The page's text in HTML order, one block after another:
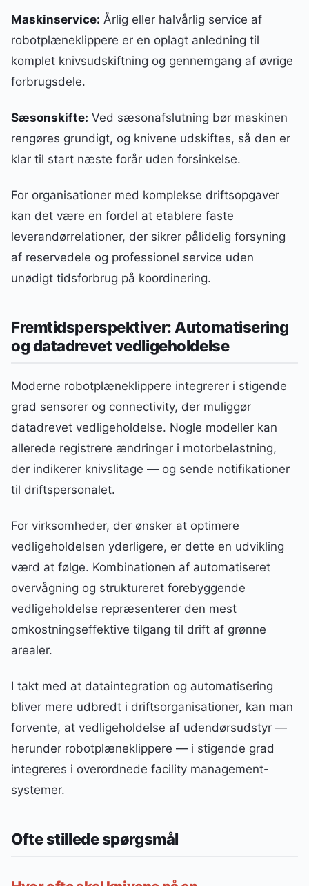
Maskinservice: Årlig eller halvårlig service af
robotplæneklippere er en oplagt anledning til
komplet knivsudskiftning og gennemgang af øvrige
forbrugsdele.
Sæsonskifte: Ved sæsonafslutning bør maskinen
rengøres grundigt, og knivene udskiftes, så den er
klar til start næste forår uden forsinkelse.
For organisationer med komplekse driftsopgaver
kan det være en fordel at etablere faste
leverandørrelationer, der sikrer pålidelig forsyning
af reservedele og professionel service uden
unødigt tidsforbrug på koordinering.
Fremtidsperspektiver: Automatisering
og datadrevet vedligeholdelse
Moderne robotplæneklippere integrerer i stigende
grad sensorer og connectivity, der muliggør
datadrevet vedligeholdelse. Nogle modeller kan
allerede registrere ændringer i motorbelastning,
der indikerer knivslitage — og sende notifikationer
til driftspersonalet.
For virksomheder, der ønsker at optimere
vedligeholdelsen yderligere, er dette en udvikling
værd at følge. Kombinationen af automatiseret
overvågning og struktureret forebyggende
vedligeholdelse repræsenterer den mest
omkostningseffektive tilgang til drift af grønne
arealer.
I takt med at dataintegration og automatisering
bliver mere udbredt i driftsorganisationer, kan man
forvente, at vedligeholdelse af udendørsudstyr —
herunder robotplæneklippere — i stigende grad
integreres i overordnede facility management-
systemer.
Ofte stillede spørgsmål